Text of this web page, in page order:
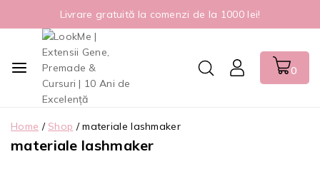
Livrare gratuită la comenzi de la 1000 lei!
0
Home / Shop / materiale lashmaker
materiale lashmaker